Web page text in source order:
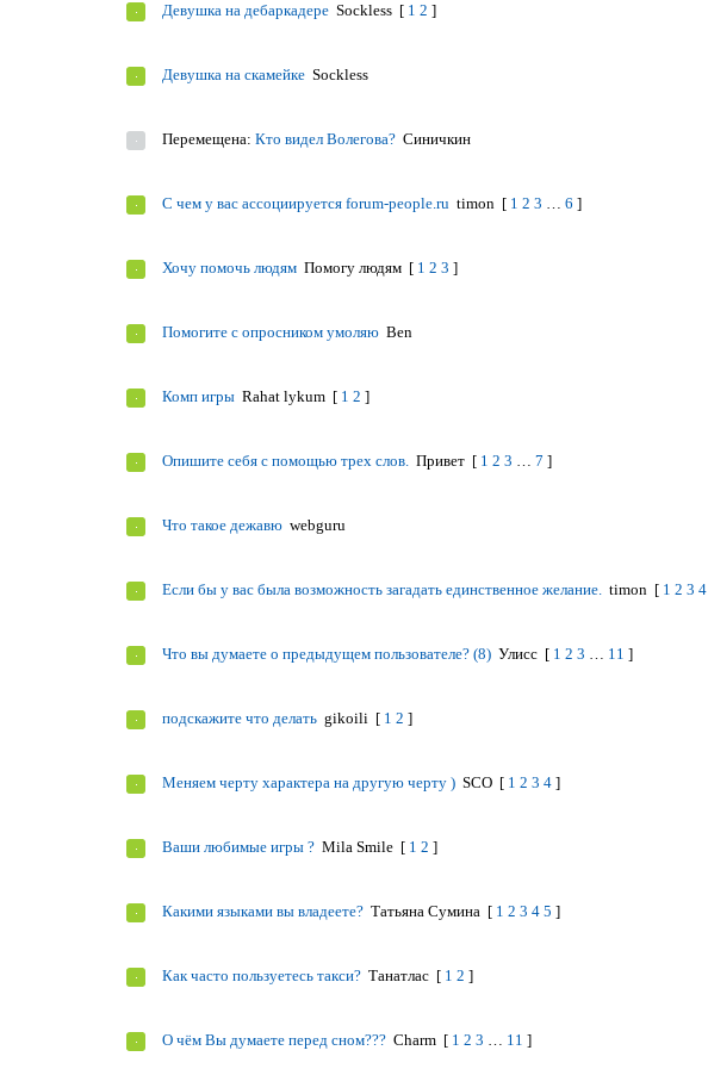
Девушка на дебаркадере Sockless [ 1 2 ]
Девушка на скамейке Sockless
Перемещена: Кто видел Волегова? Синичкин
С чем у вас ассоциируется forum-people.ru timon [ 1 2 3 … 6 ]
Хочу помочь людям Помогу людям [ 1 2 3 ]
Помогите с опросником умоляю Ben
Комп игры Rahat lykum [ 1 2 ]
Опишите себя с помощью трех слов. Привет [ 1 2 3 … 7 ]
Что такое дежавю webguru
Если бы у вас была возможность загадать единственное желание. timon [ 1 2 3 4
Что вы думаете о предыдущем пользователе? (8) Улисс [ 1 2 3 … 11 ]
подскажите что делать gikoili [ 1 2 ]
Меняем черту характера на другую черту ) SCO [ 1 2 3 4 ]
Ваши любимые игры ? Mila Smile [ 1 2 ]
Какими языками вы владеете? Татьяна Сумина [ 1 2 3 4 5 ]
Как часто пользуетесь такси? Танатлас [ 1 2 ]
О чём Вы думаете перед сном??? Charm [ 1 2 3 … 11 ]